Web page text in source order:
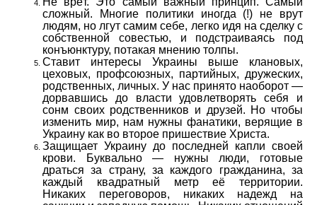
сложный. Многие политики иногда (!) не врут
людям, но лгут самим себе, легко идя на сделку с
собственной совестью, и подстраиваясь под
конъюнктуру, потакая мнению толпы.
Ставит интересы Украины выше клановых,
цеховых, профсоюзных, партийных, дружеских,
родственных, личных. У нас принято наоборот —
дорвавшись до власти удовлетворять себя и
сонм своих родственников и друзей. Но чтобы
изменить мир, нам нужны фанатики, верящие в
Украину как во второе пришествие Христа.
Защищает Украину до последней капли своей
крови. Буквально — нужны люди, готовые
драться за страну, за каждого гражданина, за
каждый квадратный метр её территории.
Никаких переговоров, никаких надежд на